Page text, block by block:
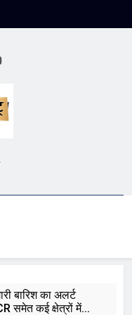
बारिश का अलर्ट
समेत कई क्षेत्रों में